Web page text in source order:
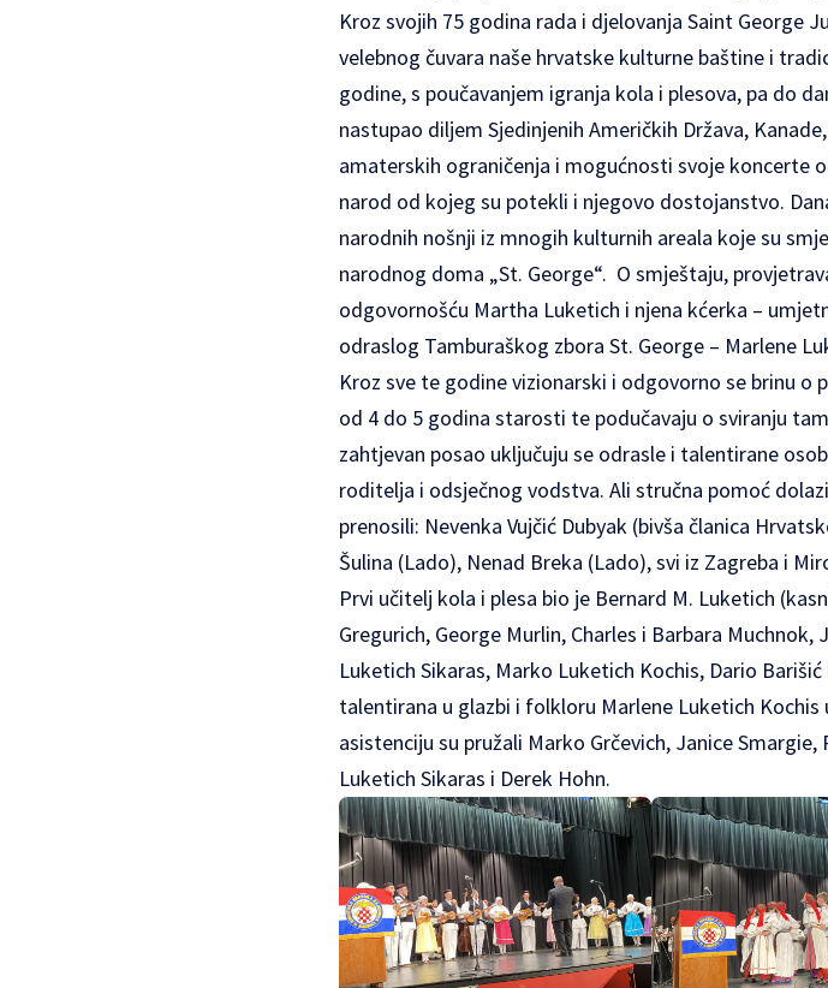
Kroz svojih 75 godina rada i djelovanja Saint George
velebnog čuvara naše hrvatske kulturne baštine i
godine, s poučavanjem igranja kola i plesova, pa do
nastupao diljem Sjedinjenih Američkih Država,
amaterskih ograničenja i mogućnosti svoje koncerte
narod od kojeg su potekli i njegovo dostojanstvo.
narodnih nošnji iz mnogih kulturnih areala koje su
narodnog doma „St. George“. O smještaju,
odgovornošću Martha Luketich i njena kćerka –
odraslog Tamburaškog zbora St. George – Marlene
Kroz sve te godine vizionarski i odgovorno se brinu
od 4 do 5 godina starosti te podučavaju o sviranju
zahtjevan posao uključuju se odrasle i talentirane
roditelja i odsječnog vodstva. Ali stručna pomoć
prenosili: Nevenka Vujčić Dubyak (bivša članica
Šulina (Lado), Nenad Breka (Lado), svi iz Zagreba i
Prvi učitelj kola i plesa bio je Bernard M. Luketich
Gregurich, George Murlin, Charles i Barbara
Luketich Sikaras, Marko Luketich Kochis, Dario
talentirana u glazbi i folkloru Marlene Luketich
asistenciju su pružali Marko Grčevich, Janice
Luketich Sikaras i Derek Hohn.